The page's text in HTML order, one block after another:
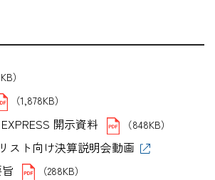
）
（1,878KB）
開示資料 （848KB）
スト向け決算説明会動画
（288KB）